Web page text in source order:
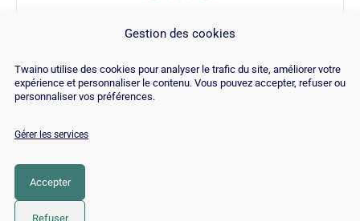
Gestion des cookies
Twaino utilise des cookies pour analyser le trafic du site, améliorer votre
expérience et personnaliser le contenu. Vous pouvez accepter, refuser ou
personnaliser vos préférences.
Gérer les services
Accepter
Refuser
© Copyright 2026 |
Recrutements